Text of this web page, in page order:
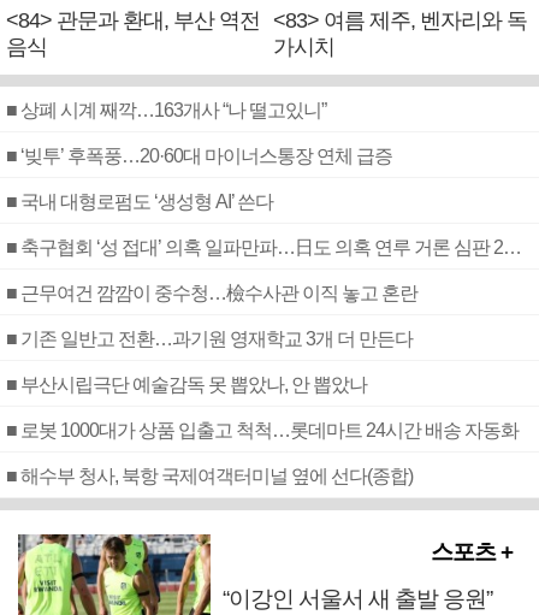
<84> 관문과 환대, 부산 역전
음식
<83> 여름 제주, 벤자리와 독
가시치
■ 상폐 시계 째깍…163개사 “나 떨고있니”
■ ‘빚투’ 후폭풍…20·60대 마이너스통장 연체 급증
■ 국내 대형로펌도 ‘생성형 AI’ 쓴다
■ 축구협회 ‘성 접대’ 의혹 일파만파…日도 의혹 연루 거론 심판 2명 조사
■ 근무여건 깜깜이 중수청…檢수사관 이직 놓고 혼란
■ 기존 일반고 전환…과기원 영재학교 3개 더 만든다
■ 부산시립극단 예술감독 못 뽑았나, 안 뽑았나
■ 로봇 1000대가 상품 입출고 척척…롯데마트 24시간 배송 자동화
■ 해수부 청사, 북항 국제여객터미널 옆에 선다(종합)
스포츠 +
“이강인 서울서 새 출발 응원”